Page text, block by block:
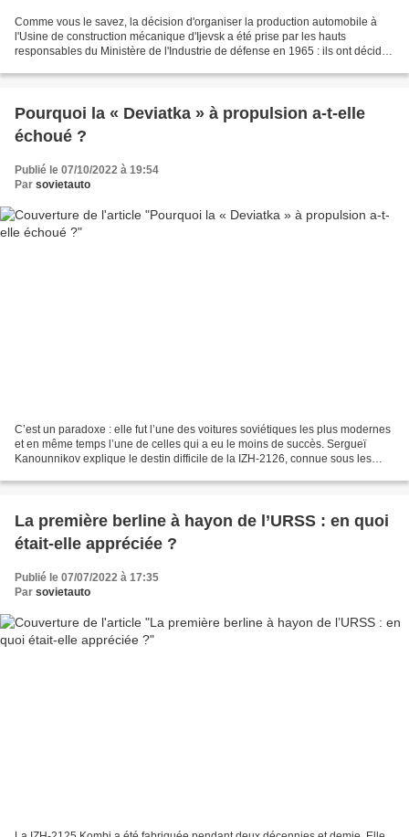
Comme vous le savez, la décision d'organiser la production automobile à
l'Usine de construction mécanique d'Ijevsk a été prise par les hauts
responsables du Ministère de l'Industrie de défense en 1965 : ils ont décidé
Pourquoi la « Deviatka » à propulsion a-t-elle
échoué ?
Publié le 07/10/2022 à 19:54
Par sovietauto
C’est un paradoxe : elle fut l’une des voitures soviétiques les plus modernes
et en même temps l’une de celles qui a eu le moins de succès. Sergueï
Kanounnikov explique le destin difficile de la IZH-2126, connue sous les
La première berline à hayon de l’URSS : en quoi
était-elle appréciée ?
Publié le 07/07/2022 à 17:35
Par sovietauto